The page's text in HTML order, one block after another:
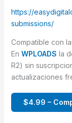
https://
submissions/
Compatible con
En WPLOADS la
R2) sin
actualizaciones
$4.99 –